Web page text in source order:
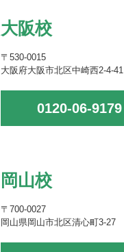
大阪校
〒530-0015
大阪府大阪市北区中崎西2-4-41
0120-06-9179
岡山校
〒700-0027
岡山県岡山市北区清心町3-27